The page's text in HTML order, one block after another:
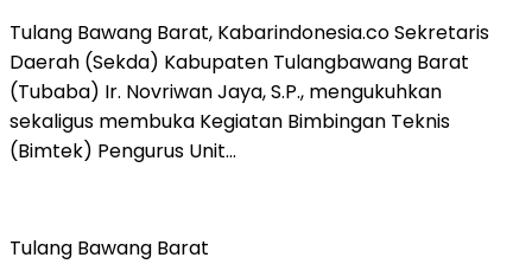
Tulang Bawang Barat, Kabarindonesia.co Sekretaris
Daerah (Sekda) Kabupaten Tulangbawang Barat
(Tubaba) Ir. Novriwan Jaya, S.P., mengukuhkan
sekaligus membuka Kegiatan Bimbingan Teknis
(Bimtek) Pengurus Unit…
Tulang Bawang Barat